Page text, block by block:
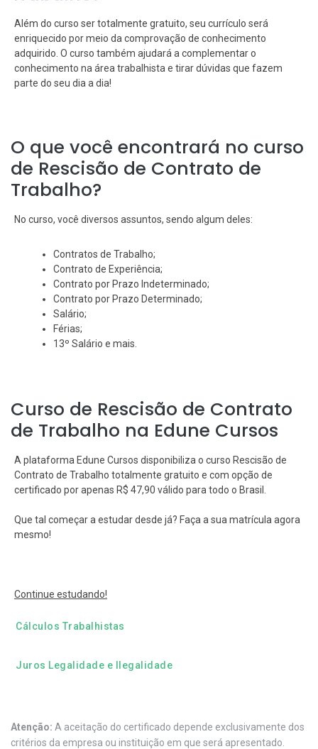
Além do curso ser totalmente gratuito, seu currículo será
enriquecido por meio da comprovação de conhecimento
adquirido. O curso também ajudará a complementar o
conhecimento na área trabalhista e tirar dúvidas que fazem
parte do seu dia a dia!
O que você encontrará no curso
de Rescisão de Contrato de
Trabalho?
No curso, você diversos assuntos, sendo algum deles:
Contratos de Trabalho;
Contrato de Experiência;
Contrato por Prazo Indeterminado;
Contrato por Prazo Determinado;
Salário;
Férias;
13º Salário e mais.
Curso de Rescisão de Contrato
de Trabalho na Edune Cursos
A plataforma Edune Cursos disponibiliza o curso Rescisão de
Contrato de Trabalho totalmente gratuito e com opção de
certificado por apenas R$ 47,90 válido para todo o Brasil.
Que tal começar a estudar desde já? Faça a sua matrícula agora
mesmo!
Continue estudando!
Cálculos Trabalhistas
Juros Legalidade e Ilegalidade
Atenção: A aceitação do certificado depende exclusivamente dos
critérios da empresa ou instituição em que será apresentado.